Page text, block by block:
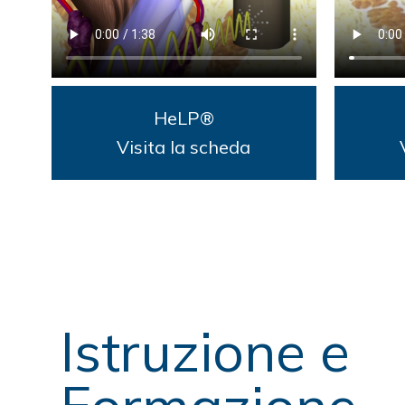
Medico
HeLP®
Visita la scheda
Istruzione e